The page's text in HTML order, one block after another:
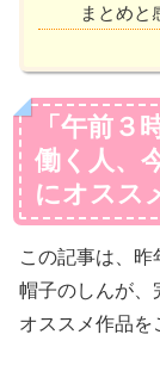
まとめ
「午前３
働く人、
にオスス
この記事は、
帽子のしんが、
オススメ作品を